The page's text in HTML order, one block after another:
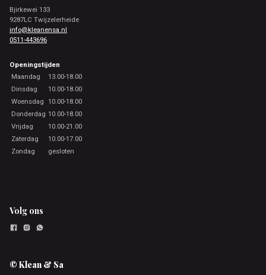
Bjirkewei 133
9287LC Twijzelerheide
info@kleanensa.nl
0511-443696
Openingstijden
Maandag
13.00-18.00
Dinsdag
10.00-18.00
Woensdag 10.00-18.00
Donderdag 10.00-18.00
Vrijdag
10.00-21.00
Zaterdag
10.00-17.00
Zondag
gesloten
Volg ons
© Klean & Sa